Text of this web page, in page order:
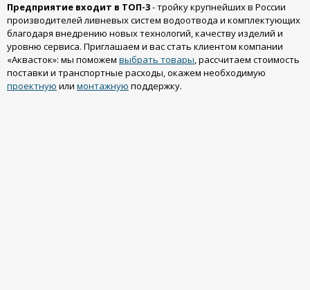
Предприятие входит в ТОП-3- тройку крупнейших в России
производителей ливневых систем водоотвода и комплектующих
благодаря внедрению новых технологий, качеству изделий и
уровню сервиса. Приглашаем и вас стать клиентом компании
«Аквасток»: мы поможем выбрать товары, рассчитаем стоимость
поставки и транспортные расходы, окажем необходимую
проектную или монтажную поддержку.